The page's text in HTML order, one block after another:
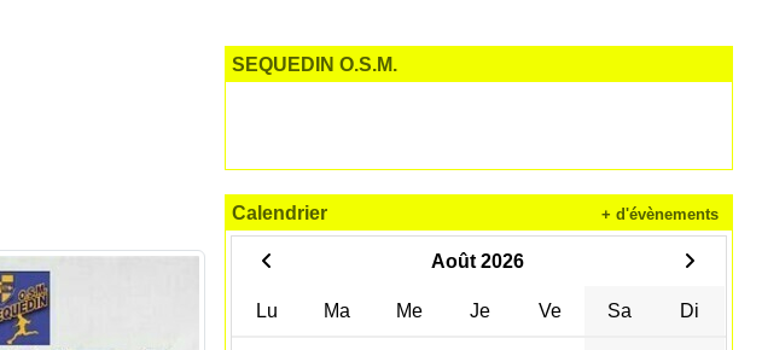
SEQUEDIN O.S.M.
Calendrier
Août 2026
Lu Ma Me Je Ve Sa Di
+ d'évènements